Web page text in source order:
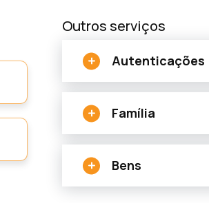
Outros serviços
Autenticações
Família
Bens